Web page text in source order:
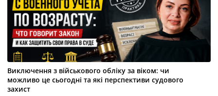
Виключення з військового обліку за віком: чи
можливо це сьогодні та які перспективи судового
захист